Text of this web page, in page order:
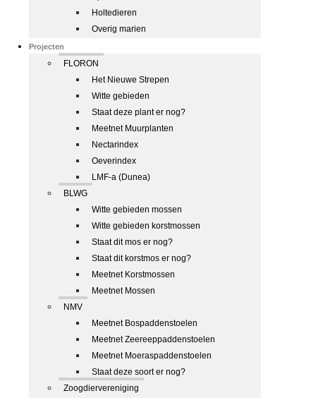
Holtedieren
Overig marien
Projecten
FLORON
Het Nieuwe Strepen
Witte gebieden
Staat deze plant er nog?
Meetnet Muurplanten
Nectarindex
Oeverindex
LMF-a (Dunea)
BLWG
Witte gebieden mossen
Witte gebieden korstmossen
Staat dit mos er nog?
Staat dit korstmos er nog?
Meetnet Korstmossen
Meetnet Mossen
NMV
Meetnet Bospaddenstoelen
Meetnet Zeereeppaddenstoelen
Meetnet Moeraspaddenstoelen
Staat deze soort er nog?
Zoogdiervereniging